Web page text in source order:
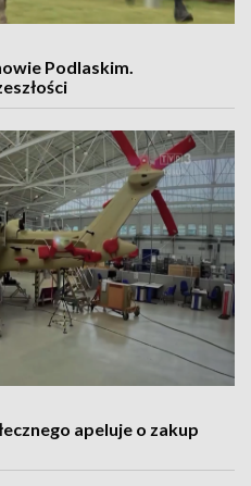
Podlaskim.
apeluje o zakup